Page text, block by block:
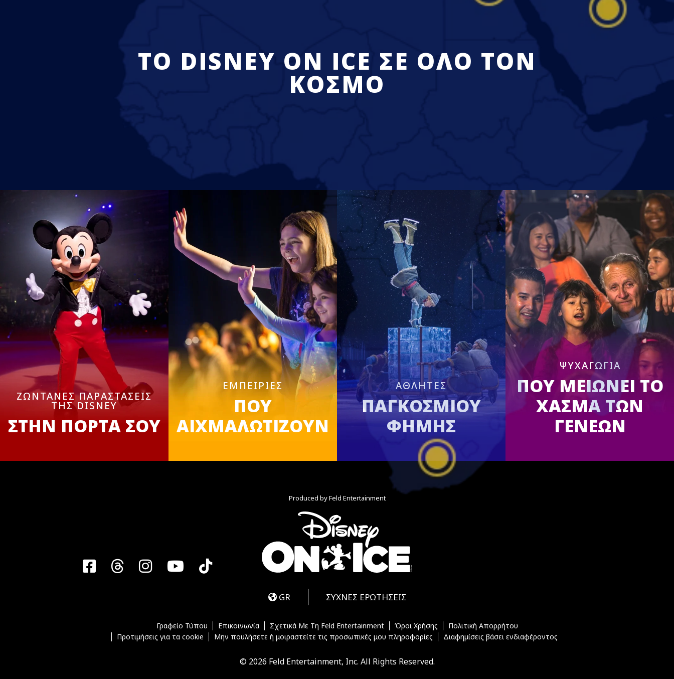
ΤΟ DISNEY ON ICE ΣΕ ΟΛΟ ΤΟΝ
ΚΟΣΜΟ
ΖΩΝΤΑΝΕΣ ΠΑΡΑΣΤΑΣΕΙΣ
ΤΗΣ DISNEY
ΣΤΗΝ ΠΟΡΤΑ ΣΟΥ
ΕΜΠΕΙΡΙΕΣ
ΠΟΥ
ΑΙΧΜΑΛΩΤΙΖΟΥΝ
ΑΘΛΗΤΕΣ
ΠΑΓΚΟΣΜΙΟΥ
ΦΗΜΗΣ
ΨΥΧΑΓΩΓΙΑ
ΠΟΥ ΜΕΙΩΝΕΙ ΤΟ
ΧΑΣΜΑ ΤΩΝ
ΓΕΝΕΩΝ
Facebook
ThreadsInstagramYouTube
Tiktok
Produced by Feld Entertainment
GR ΣΥΧΝΕΣ ΕΡΩΤΗΣΕΙΣ
Γραφείο Τύπου Επικοινωνία Σχετικά Με Τη Feld Entertainment Όροι Χρήσης
Πολιτική Απορρήτου
Προτιμήσεις για τα cookie
Μην πουλήσετε ή μοιραστείτε τις προσωπικές μου πληροφορίες Διαφημίσεις βάσει ενδιαφέροντος
© 2026 Feld Entertainment, Inc. All Rights Reserved.